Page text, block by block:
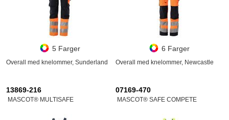
5 Farger
Overall med knelommer, Sunderland
6 Farger
Overall med knelommer, Newcastle
13869-216
MASCOT® MULTISAFE
07169-470
MASCOT® SAFE COMPETE